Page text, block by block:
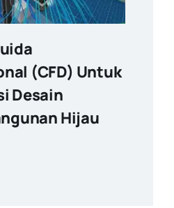
(CFD) Untuk
Desain
Hijau